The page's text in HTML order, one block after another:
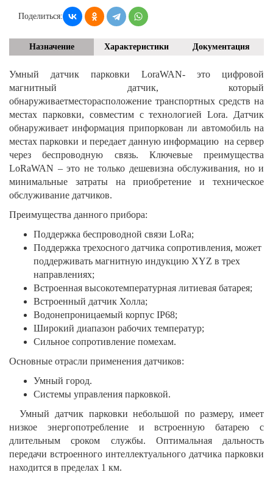
Поделиться:
Назначение Характеристики Документация
Умный датчик парковки LoraWAN- это цифровой
магнитный датчик, который
обнаруживаетместорасположение транспортных средств на
местах парковки, совместим с технологией Lora. Датчик
обнаруживает информация припоркован ли автомобиль на
местах парковки и передает данную информацию на сервер
через беспроводную связь. Ключевые преимущества
LoRaWAN – это не только дешевизна обслуживания, но и
минимальные затраты на приобретение и техническое
обслуживание датчиков.
Преимущества данного прибора:
Поддержка беспроводной связи LoRa;
Поддержка трехосного датчика сопротивления, может
поддерживать магнитную индукцию XYZ в трех
направлениях;
Встроенная высокотемпературная литиевая батарея;
Встроенный датчик Холла;
Водонепроницаемый корпус IP68;
Широкий диапазон рабочих температур;
Сильное сопротивление помехам.
Основные отрасли применения датчиков:
Умный город.
Системы управления парковкой.
Умный датчик парковки небольшой по размеру, имеет
низкое энергопотребление и встроенную батарею с
длительным сроком службы. Оптимальная дальность
передачи встроенного интеллектуального датчика парковки
находится в пределах 1 км.